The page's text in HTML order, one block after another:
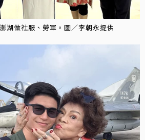
湖做社服、勞軍。圖／李朝永提供